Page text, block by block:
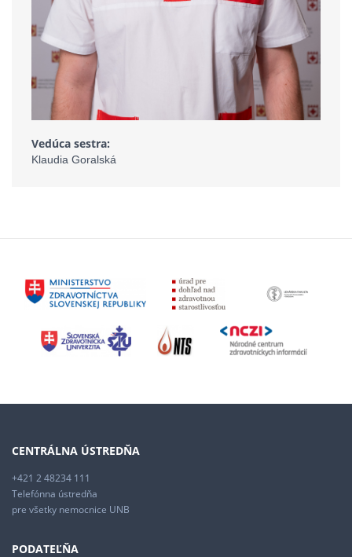
Vedúca sestra:
Klaudia Goralská
CENTRÁLNA ÚSTREDŇA
+421 2 48234 111
Telefónna ústredňa
pre všetky nemocnice UNB
PODATEĽŇA